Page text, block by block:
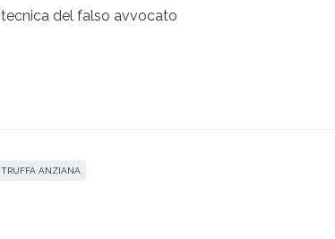
tecnica del falso avvocato
TRUFFA ANZIANA